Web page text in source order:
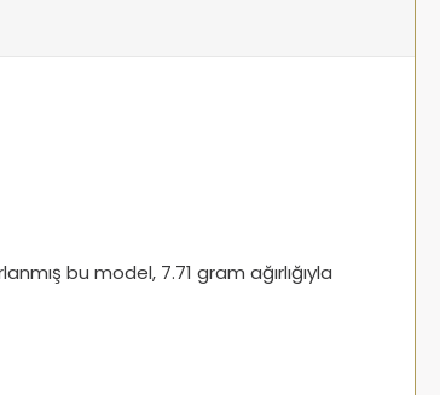
bu model, 7.71 gram ağırlığıyla